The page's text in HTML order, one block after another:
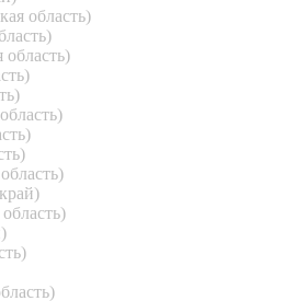
область)
область)